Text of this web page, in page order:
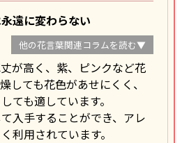
遠に変わらない
他の花言葉関連コラムを読む▼
が高く、紫、ピンクなど花
しても花色があせにくく、
ても適しています。
入手することができ、アレ
利用されています。